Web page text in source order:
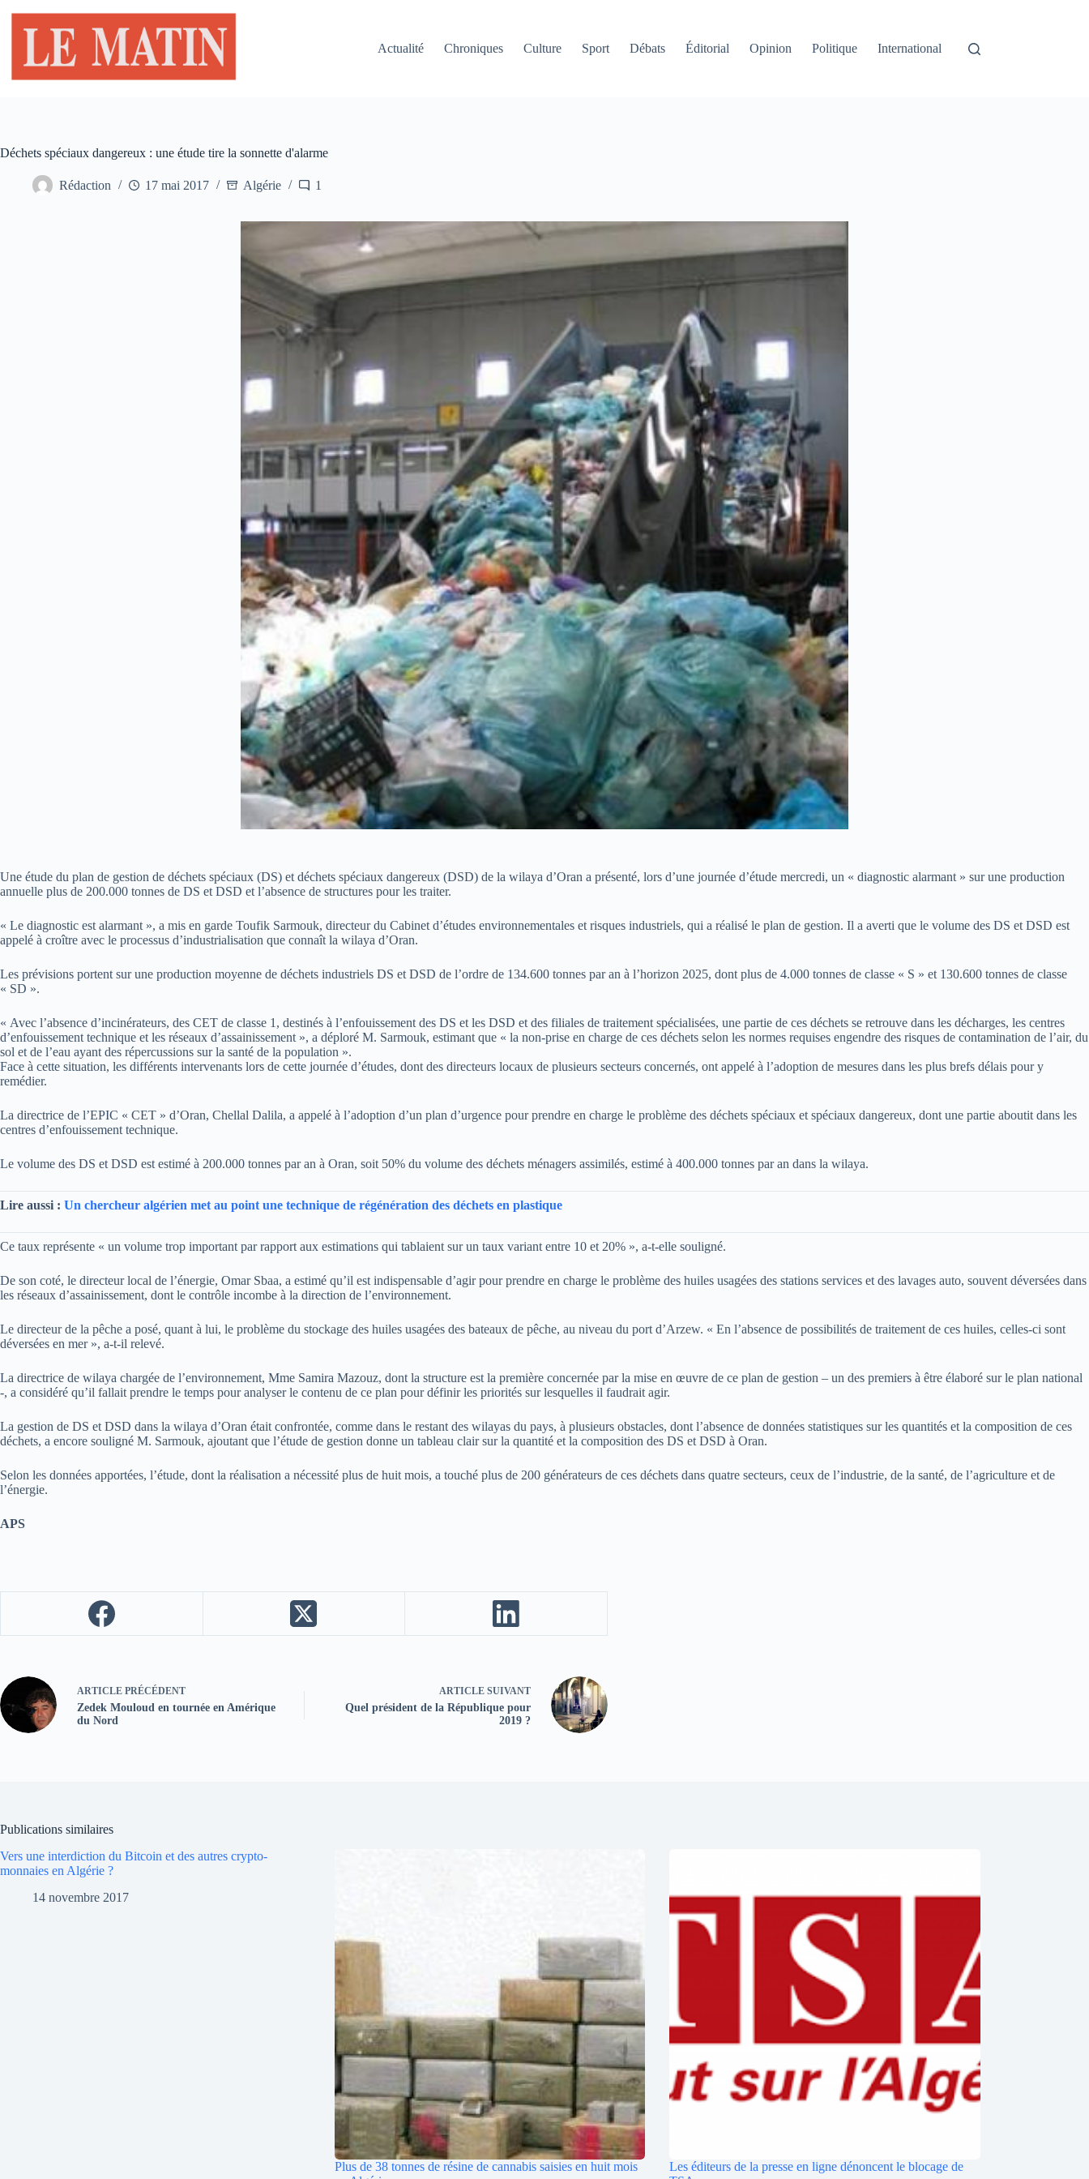
contenu
Actualité
Chroniques Culture Sport Débats Éditorial Opinion Politique International
Déchets spéciaux dangereux : une étude tire la sonnette d'alarme
Rédaction 17 mai 2017 Algérie 1
Une étude du plan de gestion de déchets spéciaux (DS) et déchets spéciaux dangereux (DSD) de la wilaya d’Oran a présenté, lors d’une journée d’étude mercredi, un « diagnostic alarmant » sur une production
annuelle plus de 200.000 tonnes de DS et DSD et l’absence de structures pour les traiter.
« Le diagnostic est alarmant », a mis en garde Toufik Sarmouk, directeur du Cabinet d’études environnementales et risques industriels, qui a réalisé le plan de gestion. Il a averti que le volume des DS et DSD est
appelé à croître avec le processus d’industrialisation que connaît la wilaya d’Oran.
Les prévisions portent sur une production moyenne de déchets industriels DS et DSD de l’ordre de 134.600 tonnes par an à l’horizon 2025, dont plus de 4.000 tonnes de classe « S » et 130.600 tonnes de classe
« SD ».
« Avec l’absence d’incinérateurs, des CET de classe 1, destinés à l’enfouissement des DS et les DSD et des filiales de traitement spécialisées, une partie de ces déchets se retrouve dans les décharges, les centres
d’enfouissement technique et les réseaux d’assainissement », a déploré M. Sarmouk, estimant que « la non-prise en charge de ces déchets selon les normes requises engendre des risques de contamination de l’air, du
sol et de l’eau ayant des répercussions sur la santé de la population ».
Face à cette situation, les différents intervenants lors de cette journée d’études, dont des directeurs locaux de plusieurs secteurs concernés, ont appelé à l’adoption de mesures dans les plus brefs délais pour y
remédier.
La directrice de l’EPIC « CET » d’Oran, Chellal Dalila, a appelé à l’adoption d’un plan d’urgence pour prendre en charge le problème des déchets spéciaux et spéciaux dangereux, dont une partie aboutit dans les
centres d’enfouissement technique.
Le volume des DS et DSD est estimé à 200.000 tonnes par an à Oran, soit 50% du volume des déchets ménagers assimilés, estimé à 400.000 tonnes par an dans la wilaya.
Lire aussi : Un chercheur algérien met au point une technique de régénération des déchets en plastique
Ce taux représente « un volume trop important par rapport aux estimations qui tablaient sur un taux variant entre 10 et 20% », a-t-elle souligné.
De son coté, le directeur local de l’énergie, Omar Sbaa, a estimé qu’il est indispensable d’agir pour prendre en charge le problème des huiles usagées des stations services et des lavages auto, souvent déversées dans
les réseaux d’assainissement, dont le contrôle incombe à la direction de l’environnement.
Le directeur de la pêche a posé, quant à lui, le problème du stockage des huiles usagées des bateaux de pêche, au niveau du port d’Arzew. « En l’absence de possibilités de traitement de ces huiles, celles-ci sont
déversées en mer », a-t-il relevé.
La directrice de wilaya chargée de l’environnement, Mme Samira Mazouz, dont la structure est la première concernée par la mise en œuvre de ce plan de gestion – un des premiers à être élaboré sur le plan national
-, a considéré qu’il fallait prendre le temps pour analyser le contenu de ce plan pour définir les priorités sur lesquelles il faudrait agir.
La gestion de DS et DSD dans la wilaya d’Oran était confrontée, comme dans le restant des wilayas du pays, à plusieurs obstacles, dont l’absence de données statistiques sur les quantités et la composition de ces
déchets, a encore souligné M. Sarmouk, ajoutant que l’étude de gestion donne un tableau clair sur la quantité et la composition des DS et DSD à Oran.
Selon les données apportées, l’étude, dont la réalisation a nécessité plus de huit mois, a touché plus de 200 générateurs de ces déchets dans quatre secteurs, ceux de l’industrie, de la santé, de l’agriculture et de
l’énergie.
APS
ARTICLE PRÉCÉDENT
Zedek Mouloud en tournée en Amérique
du Nord
ARTICLE SUIVANT
Quel président de la République pour
2019 ?
Publications similaires
Vers une interdiction du Bitcoin et des autres crypto-
monnaies en Algérie ?
14 novembre 2017
Plus de 38 tonnes de résine de cannabis saisies en huit mois
Les éditeurs de la presse en ligne dénoncent le blocage de